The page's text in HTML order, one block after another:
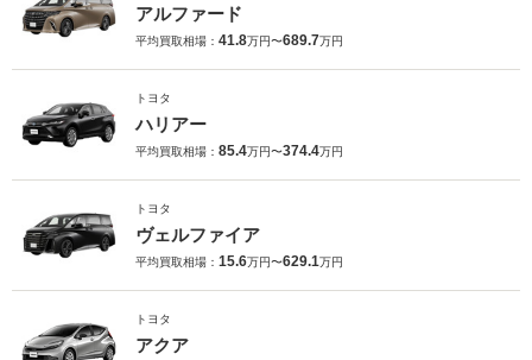
アルファード
平均買取相場： 41.8万円〜689.7万円
トヨタ
ハリアー
平均買取相場： 85.4万円〜374.4万円
トヨタ
ヴェルファイア
平均買取相場： 15.6万円〜629.1万円
トヨタ
アクア